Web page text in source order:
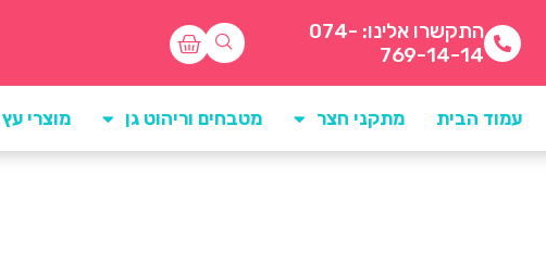
התקשרו אלינו: 074-
769-14-14
עמוד הבית מתקני חצר מטבחים וריהוט גן מוצרי עץ